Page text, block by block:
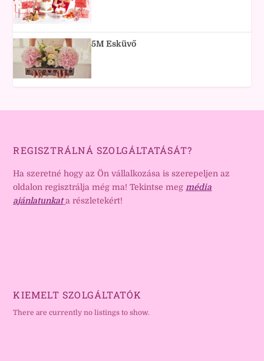
5M Esküvő
REGISZTRÁLNÁ SZOLGÁLTATÁSÁT?
Ha szeretné hogy az Ön vállalkozása is szerepeljen az
oldalon regisztrálja még ma! Tekintse megmédia
ajánlatunkat a részletekért!
KIEMELT SZOLGÁLTATÓK
There are currently no listings to show.